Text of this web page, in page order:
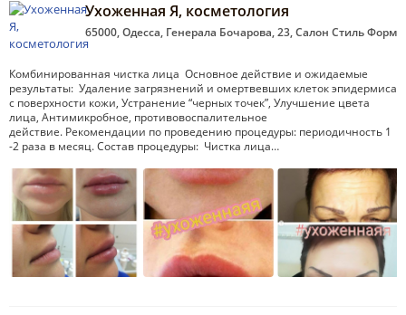
Ухоженная Я, косметология
65000, Одесса, Генерала Бочарова, 23, Салон Стиль Форм
Комбинированная чистка лица Основное действие и ожидаемые
результаты: Удаление загрязнений и омертвевших клеток эпидермиса
с поверхности кожи, Устранение “черных точек”, Улучшение цвета
лица, Антимикробное, противовоспалительное
действие. Рекомендации по проведению процедуры: периодичность 1
-2 раза в месяц. Состав процедуры: Чистка лица…